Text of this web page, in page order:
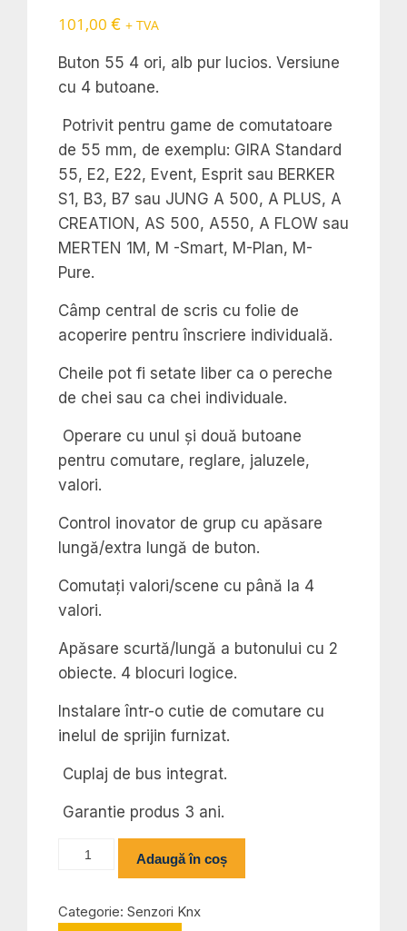
101,00 € + TVA
Buton 55 4 ori, alb pur lucios. Versiune
cu 4 butoane.
Potrivit pentru game de comutatoare
de 55 mm, de exemplu: GIRA Standard
55, E2, E22, Event, Esprit sau BERKER
S1, B3, B7 sau JUNG A 500, A PLUS, A
CREATION, AS 500, A550, A FLOW sau
MERTEN 1M, M -Smart, M-Plan, M-
Pure.
Câmp central de scris cu folie de
acoperire pentru înscriere individuală.
Cheile pot fi setate liber ca o pereche
de chei sau ca chei individuale.
Operare cu unul și două butoane
pentru comutare, reglare, jaluzele,
valori.
Control inovator de grup cu apăsare
lungă/extra lungă de buton.
Comutați valori/scene cu până la 4
valori.
Apăsare scurtă/lungă a butonului cu 2
obiecte. 4 blocuri logice.
Instalare într-o cutie de comutare cu
inelul de sprijin furnizat.
Cuplaj de bus integrat.
Garantie produs 3 ani.
Cantitate
Push
Adaugă în coș
Categorie: Senzori Knx